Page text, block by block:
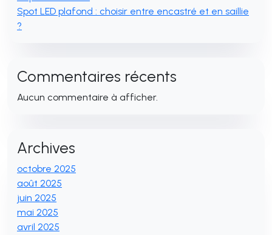
Spot LED plafond : choisir entre encastré et en saillie
?
Commentaires récents
Aucun commentaire à afficher.
Archives
octobre 2025
août 2025
juin 2025
mai 2025
avril 2025